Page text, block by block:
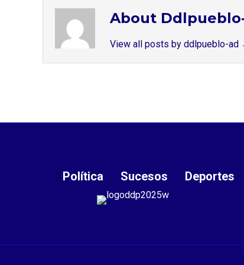
About
View all posts by ddlpueblo-ad
Política Sucesos Deportes